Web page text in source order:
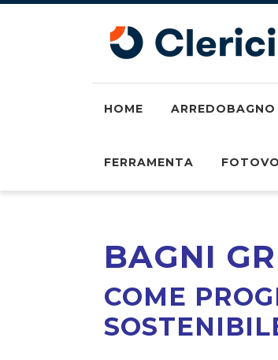
HOME ARREDOBAGNO
FERRAMENTA
BAGNI
COME